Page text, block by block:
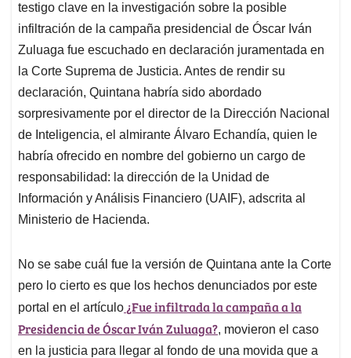
A
p
p
o
o
k
d
I
n
d
s
testigo clave en la investigación sobre la posible
infiltración de la campaña presidencial de Óscar Iván
Zuluaga fue escuchado en declaración juramentada en
la Corte Suprema de Justicia. Antes de rendir su
declaración, Quintana habría sido abordado
sorpresivamente por el director de la Dirección Nacional
de Inteligencia, el almirante Álvaro Echandía, quien le
habría ofrecido en nombre del gobierno un cargo de
responsabilidad: la dirección de la Unidad de
Información y Análisis Financiero (UAIF), adscrita al
Ministerio de Hacienda.
No se sabe cuál fue la versión de Quintana ante la Corte
pero lo cierto es que los hechos denunciados por este
portal en el artículo ¿Fue infiltrada la campaña a la
Presidencia de Óscar Iván Zuluaga?, movieron el caso
en la justicia para llegar al fondo de una movida que a